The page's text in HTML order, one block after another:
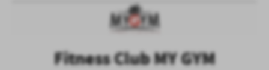
Fitness Club MY GYM